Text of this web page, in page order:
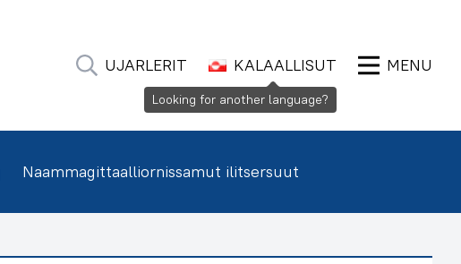
UJARLERIT KALAALLISUT MENU
Naammagittaalliornissamut ilitsersuut
Looking for another language?